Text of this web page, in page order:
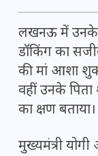
लखनऊ में उनके
डॉकिंग का
की मां आशा
वहीं उनके
का क्षण बताया।
मुख्यमंत्री